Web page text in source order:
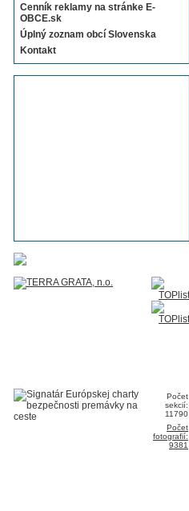
Cenník reklamy na stránke E-
OBCE.sk
Úplný zoznam obcí Slovenska
Kontakt
Počet
sekcií:
11790
Počet
fotografií:
9381